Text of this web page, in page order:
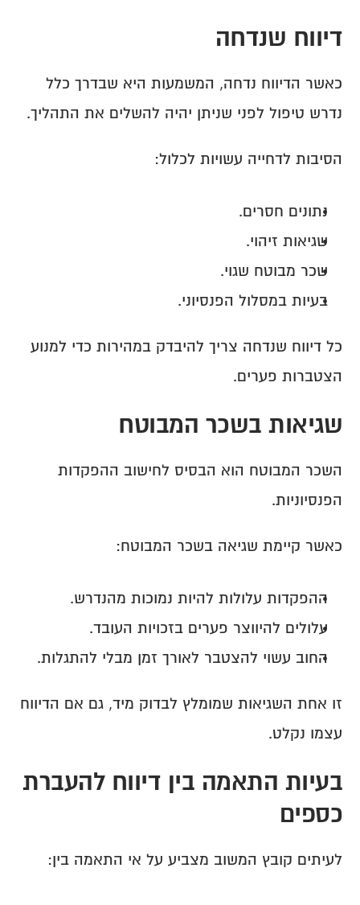
דיווח שנדחה
נדרש טיפול לפני שניתן יהיה להשלים את התהליך.
הסיבות לדחייה עשויות לכלול:
נתונים חסרים.
שגיאות זיהוי.
שכר מבוטח שגוי.
בעיות במסלול הפנסיוני.
הצטברות פערים.
שגיאות בשכר המבוטח
הפנסיוניות.
כאשר קיימת שגיאה בשכר המבוטח:
ההפקדות עלולות להיות נמוכות מהנדרש.
עלולים להיווצר פערים בזכויות העובד.
החוב עשוי להצטבר לאורך זמן מבלי להתגלות.
עצמו נקלט.
כספים
לעיתים קובץ המשוב מצביע על אי התאמה בין: